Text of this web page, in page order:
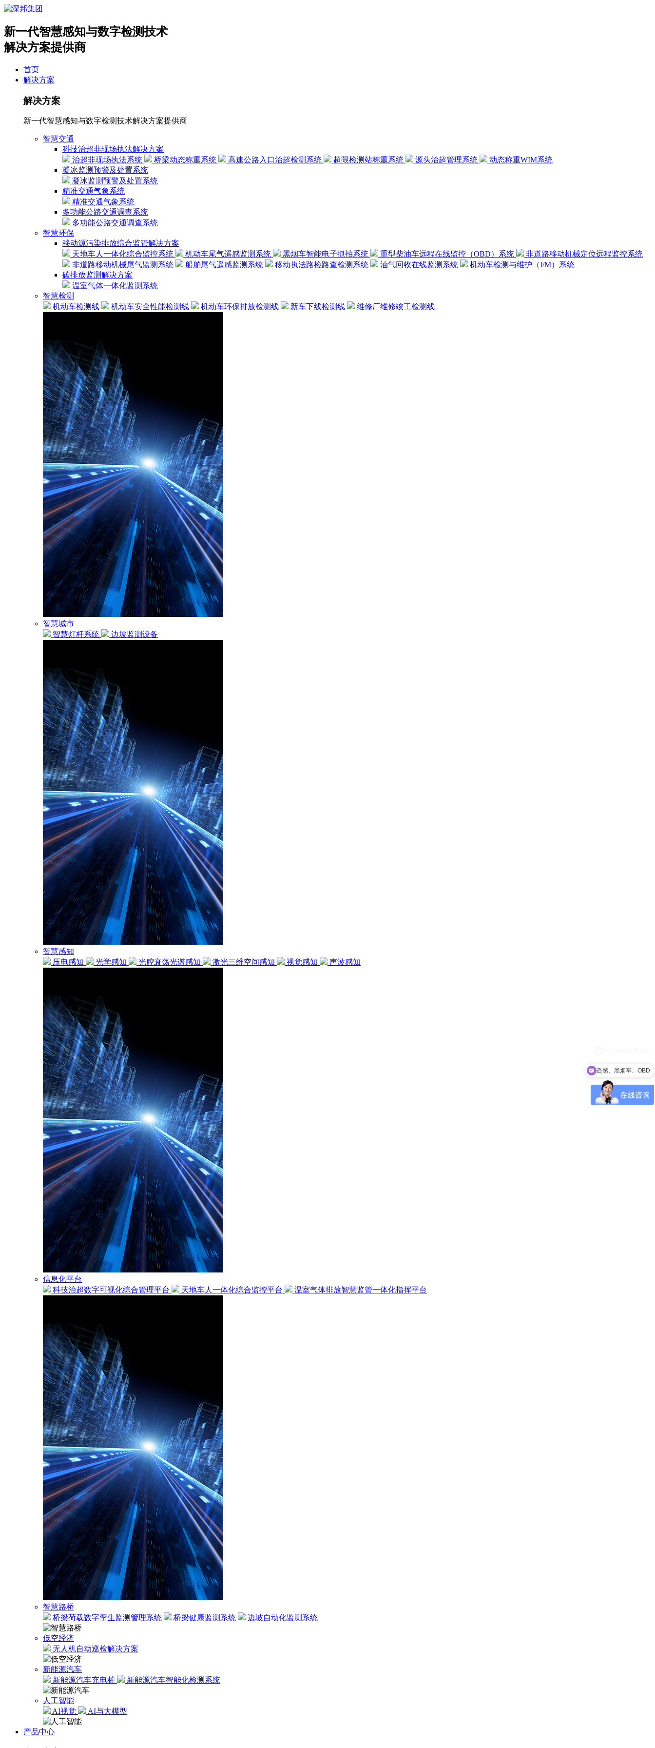
新一代智慧感知与数字检测技术
解决方案提供商
首页
解决方案
解决方案
新一代智慧感知与数字检测技术解决方案提供商
智慧交通
科技治超非现场执法解决方案
治超非现场执法系统
桥梁动态称重系统 高速公路入口治超检测系统 超限检测站称重系统 源头治超管理系统
动态称重WIM系统
凝冰监测预警及处置系统
凝冰监测预警及处置系统
精准交通气象系统
精准交通气象系统
多功能公路交通调查系统
多功能公路交通调查系统
智慧环保
移动源污染排放综合监管解决方案
天地车人一体化综合监控系统
机动车尾气遥感监测系统 黑烟车智能电子抓拍系统 重型柴油车远程在线监控（OBD）系统
非道路移动机械定位远程监控系统
非道路移动机械尾气监测系统
船舶尾气遥感监测系统 移动执法路检路查检测系统 油气回收在线监测系统
机动车检测与维护（I/M）系统
碳排放监测解决方案
温室气体一体化监测系统
智慧检测
机动车检测线
机动车安全性能检测线 机动车环保排放检测线 新车下线检测线 维修厂维修竣工检测线
智慧城市
智慧灯杆系统
边坡监测设备
智慧感知
压电感知
光学感知 光腔衰荡光谱感知 激光三维空间感知 视觉感知 声波感知
信息化平台
科技治超数字可视化综合管理平台
天地车人一体化综合监控平台 温室气体排放智慧监管一体化指挥平台
智慧路桥
桥梁荷载数字孪生监测管理系统
桥梁健康监测系统 边坡自动化监测系统
低空经济
无人机自动巡检解决方案
新能源汽车
新能源汽车充电桩
新能源汽车智能化检测系统
人工智能
AI视觉
AI与大模型
产品中心
遥感、黑烟车、OBD